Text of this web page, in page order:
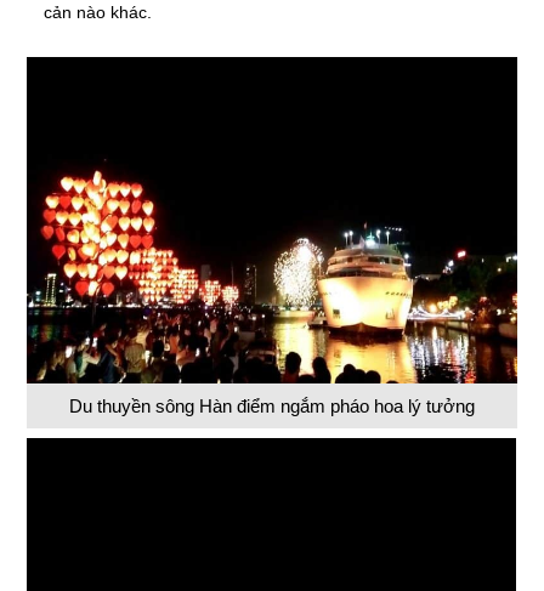
cản nào khác.
Du thuyền sông Hàn điểm ngắm pháo hoa lý tưởng